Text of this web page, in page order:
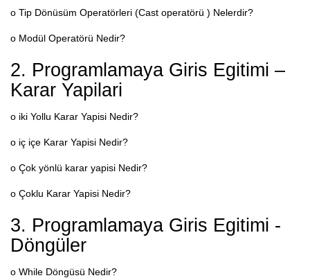
o Tip Dönüsüm Operatörleri (Cast operatörü ) Nelerdir?
o Modül Operatörü Nedir?
2. Programlamaya Giris Egitimi –
Karar Yapilari
o iki Yollu Karar Yapisi Nedir?
o iç içe Karar Yapisi Nedir?
o Çok yönlü karar yapisi Nedir?
o Çoklu Karar Yapisi Nedir?
3. Programlamaya Giris Egitimi -
Döngüler
o While Döngüsü Nedir?